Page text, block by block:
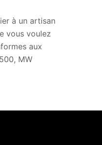
à un artisan
vous voulez
aux
MW